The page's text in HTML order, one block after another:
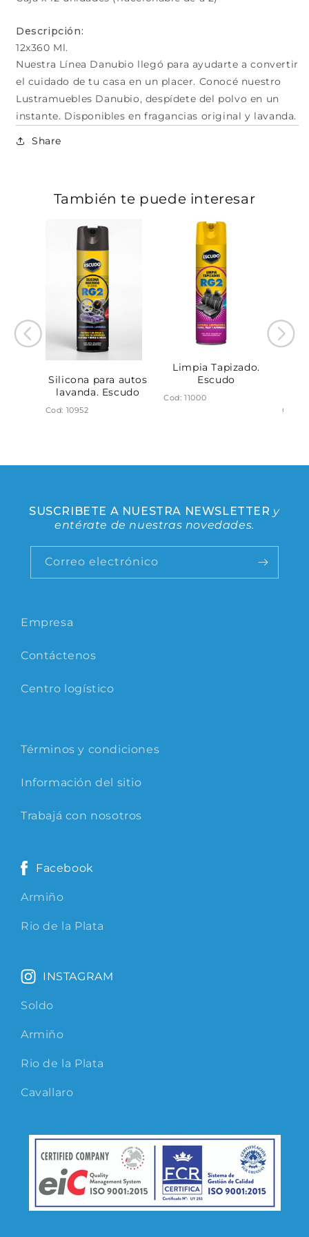
Descripción:
12x360 Ml.
Nuestra Línea Danubio llegó para ayudarte a convertir
el cuidado de tu casa en un placer. Conocé nuestro
Lustramuebles Danubio, despídete del polvo en un
instante. Disponibles en fragancias original y lavanda.
Share
También te puede interesar
Silicona para autos
lavanda. Escudo
Cod: 10952
Limpia Tapizado.
Escudo
Cod: 11000
Cod:
Empresa
Contáctenos
Centro logístico
Términos y condiciones
Información del sitio
Trabajá con nosotros
Facebook
Armiño
Rio de la Plata
INSTAGRAM
Soldo
Armiño
Rio de la Plata
Cavallaro
SUSCRIBETE A NUESTRA NEWSLETTER y
entérate de nuestras novedades.
Correo electrónico